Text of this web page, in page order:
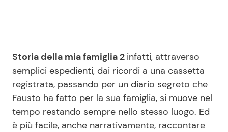
Privacy Policy
Storia della mia famiglia 2 infatti, attraverso
semplici espedienti, dai ricordi a una cassetta
registrata, passando per un diario segreto che
Fausto ha fatto per la sua famiglia, si muove nel
tempo restando sempre nello stesso luogo. Ed
è più facile, anche narrativamente, raccontare